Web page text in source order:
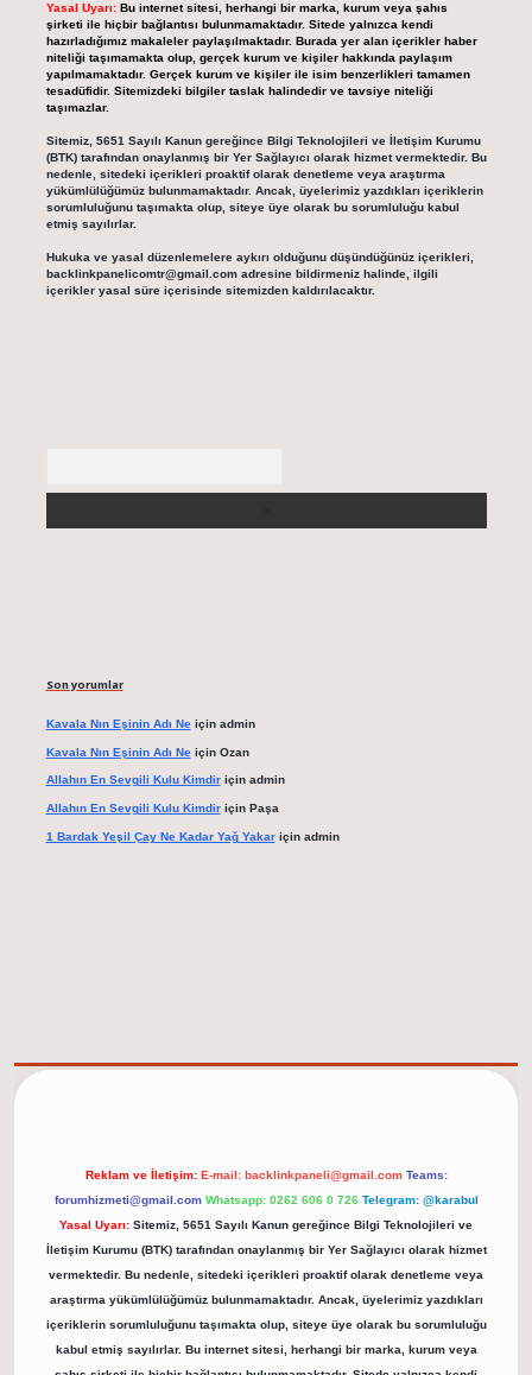
Yasal Uyarı: Bu internet sitesi, herhangi bir marka, kurum veya şahıs
şirketi ile hiçbir bağlantısı bulunmamaktadır. Sitede yalnızca kendi
hazırladığımız makaleler paylaşılmaktadır. Burada yer alan içerikler haber
niteliği taşımamakta olup, gerçek kurum ve kişiler hakkında paylaşım
yapılmamaktadır. Gerçek kurum ve kişiler ile isim benzerlikleri tamamen
tesadüfidir. Sitemizdeki bilgiler taslak halindedir ve tavsiye niteliği
taşımazlar.
Sitemiz, 5651 Sayılı Kanun gereğince Bilgi Teknolojileri ve İletişim Kurumu
(BTK) tarafından onaylanmış bir Yer Sağlayıcı olarak hizmet vermektedir. Bu
nedenle, sitedeki içerikleri proaktif olarak denetleme veya araştırma
yükümlülüğümüz bulunmamaktadır. Ancak, üyelerimiz yazdıkları içeriklerin
sorumluluğunu taşımakta olup, siteye üye olarak bu sorumluluğu kabul
etmiş sayılırlar.
Hukuka ve yasal düzenlemelere aykırı olduğunu düşündüğünüz içerikleri,
backlinkpanelicomtr@gmail.comadresine bildirmeniz halinde, ilgili
içerikler yasal süre içerisinde sitemizden kaldırılacaktır.
Son yorumlar
Kavala Nın Eşinin Adı Neiçin admin
Kavala Nın Eşinin Adı Neiçin Ozan
Allahın En Sevgili Kulu Kimdiriçin admin
Allahın En Sevgili Kulu Kimdiriçin Paşa
1 Bardak Yeşil Çay Ne Kadar Yağ Yakariçin admin
Reklam ve İletişim: E-mail: backlinkpaneli@gmail.com Teams:
forumhizmeti@gmail.com Whatsapp: 0262 606 0 726 Telegram: @karabul
Yasal Uyarı: Sitemiz, 5651 Sayılı Kanun gereğince Bilgi Teknolojileri ve
İletişim Kurumu (BTK) tarafından onaylanmış bir Yer Sağlayıcı olarak hizmet
vermektedir. Bu nedenle, sitedeki içerikleri proaktif olarak denetleme veya
araştırma yükümlülüğümüz bulunmamaktadır. Ancak, üyelerimiz yazdıkları
içeriklerin sorumluluğunu taşımakta olup, siteye üye olarak bu sorumluluğu
kabul etmiş sayılırlar. Bu internet sitesi, herhangi bir marka, kurum veya